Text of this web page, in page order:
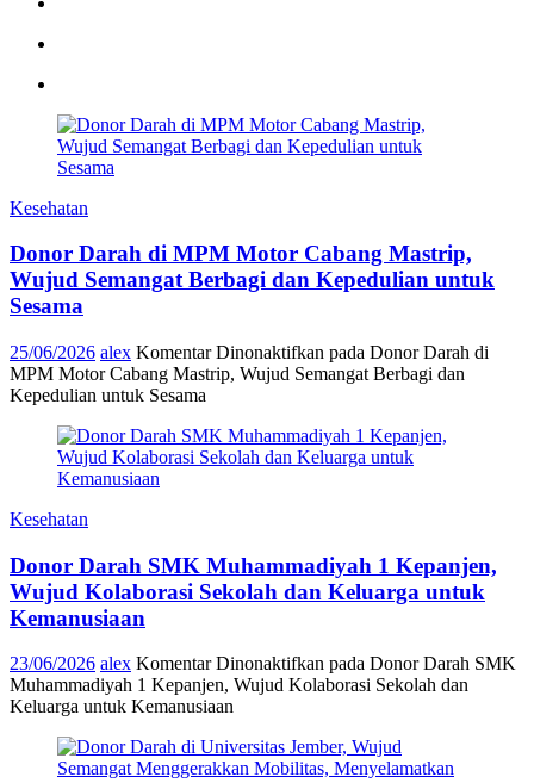
Kesehatan
Donor Darah di MPM Motor Cabang Mastrip,
Wujud Semangat Berbagi dan Kepedulian untuk
Sesama
25/06/2026 alex Komentar Dinonaktifkan pada Donor Darah di
MPM Motor Cabang Mastrip, Wujud Semangat Berbagi dan
Kepedulian untuk Sesama
Kesehatan
Donor Darah SMK Muhammadiyah 1 Kepanjen,
Wujud Kolaborasi Sekolah dan Keluarga untuk
Kemanusiaan
23/06/2026 alex Komentar Dinonaktifkan pada Donor Darah SMK
Muhammadiyah 1 Kepanjen, Wujud Kolaborasi Sekolah dan
Keluarga untuk Kemanusiaan